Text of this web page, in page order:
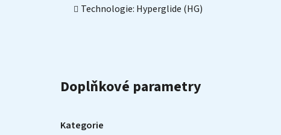
Technologie: Hyperglide (HG)
Doplňkové parametry
Kategorie